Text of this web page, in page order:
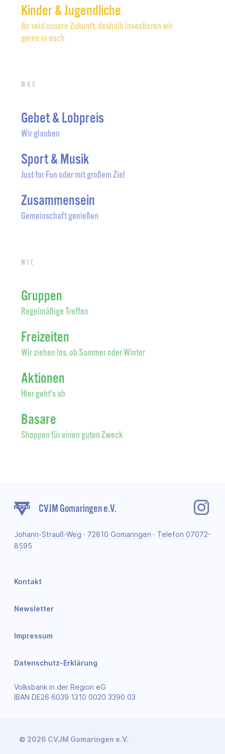
Kinder & Jugendliche
Ihr seid unsere Zukunft, deshalb investieren wir
gerne in euch
Was
Gebet & Lobpreis
Wir glauben
Sport & Musik
Just for Fun oder mit großem Ziel
Zusammensein
Gemeinschaft genießen
Wie
Gruppen
Regelmäßige Treffen
Freizeiten
Wir ziehen los, ob Sommer oder Winter
Aktionen
Hier geht's ab
Basare
Shoppen für einen guten Zweck
CVJM Gomaringen e.V.
Johann-Strauß-Weg · 72810 Gomaringen · Telefon 07072-
8595
Volksbank in der Region eG
IBAN DE26 6039 1310 0020 3390 03
Kontakt
Newsletter
Impressum
Datenschutz-Erklärung
© 2026 CVJM Gomaringen e.V.